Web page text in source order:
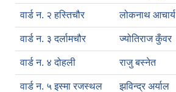
वार्ड न. २ हस्तिचौर लोकनाथ आचार्य
वार्ड न. ३ दर्लामचौर ज्योतिराज कुँवर
वार्ड न. ४ दोहली राजु बस्नेत
वार्ड न. ५ इस्मा रजस्थल झविन्द्र अर्याल